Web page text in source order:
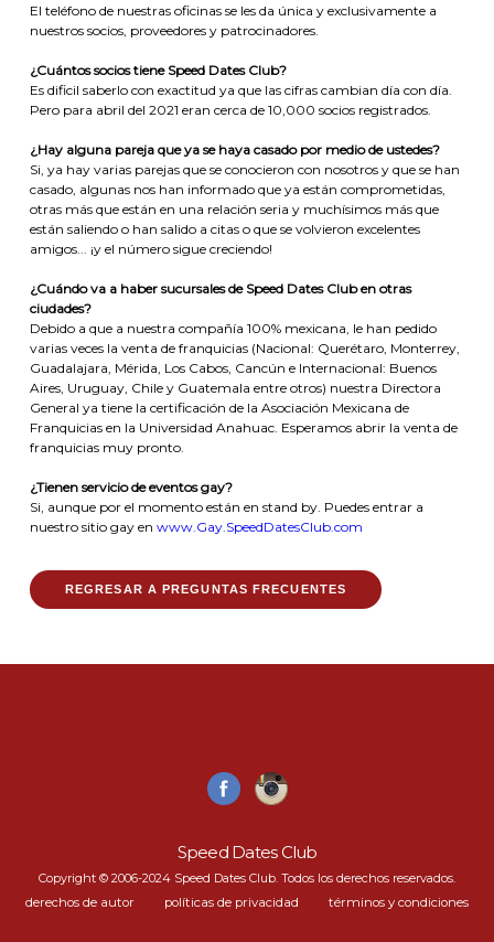
El teléfono de nuestras oficinas se les da única y exclusivamente a
nuestros socios, proveedores y patrocinadores.
¿Cuántos socios tiene Speed Dates Club?
Es dificil saberlo con exactitud ya que las cifras cambian día con día.
Pero para abril del 2021 eran cerca de 10,000 socios registrados.
¿Hay alguna pareja que ya se haya casado por medio de ustedes?
Si, ya hay varias parejas que se conocieron con nosotros y que se han
casado, algunas nos han informado que ya están comprometidas,
otras más que están en una relación seria y muchísimos más que
están saliendo o han salido a citas o que se volvieron excelentes
amigos... ¡y el número sigue creciendo!
¿Cuándo va a haber sucursales de Speed Dates Club en otras
ciudades?
Debido a que a nuestra compañía 100% mexicana, le han pedido
varias veces la venta de franquicias (Nacional: Querétaro, Monterrey,
Guadalajara, Mérida, Los Cabos, Cancún e Internacional: Buenos
Aires, Uruguay, Chile y Guatemala entre otros) nuestra Directora
General ya tiene la certificación de la Asociación Mexicana de
Franquicias en la Universidad Anahuac. Esperamos abrir la venta de
franquicias muy pronto.
¿Tienen servicio de eventos gay?
Si, aunque por el momento están en stand by. Puedes entrar a
nuestro sitio gay en www.Gay.SpeedDatesClub.com
REGRESAR A PREGUNTAS FRECUENTES
Speed Dates Club
Copyright © 2006-2024 Speed Dates Club. Todos los derechos reservados.
derechos de autor
políticas de privacidad términos y condiciones